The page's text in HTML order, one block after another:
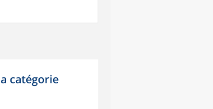
catégorie